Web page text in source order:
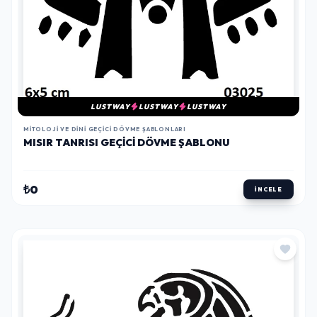
LUSTWAY LUSTWAY LUSTWAY
MITOLOJI VE DINI GEÇICI DÖVME ŞABLONLARI
MISIR TANRISI GEÇICI DÖVME ŞABLONU
₺0 İNCELE